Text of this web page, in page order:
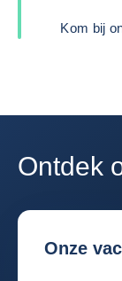
Kom bij
Ontdek
Onze